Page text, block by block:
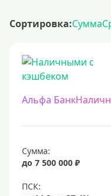
Сортировка:Сумма
Альфа
Сумма:
до 7 500 000 ₽